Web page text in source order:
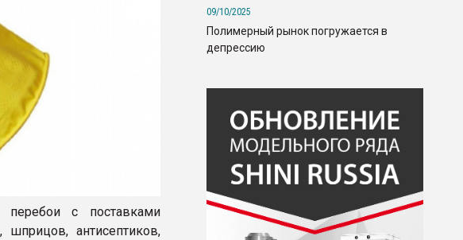
с поставками
антисептиков,
09/10/2025
Полимерный рынок погружается в
депрессию